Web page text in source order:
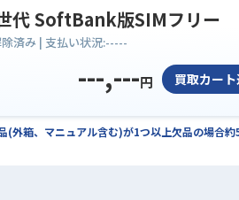
代 SoftBank版SIMフリー
済み | 支払い状況:-----
---,---円 買取カー
(外箱、マニュアル含む)が1つ以上欠品の場合約